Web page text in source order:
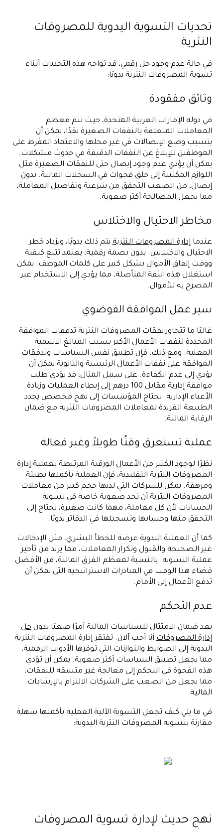
تحديات التسوية اليدوية للمصروفات
النثرية
في حالة عدم وجود حل رقمي، قد تواجه هذه التحديات أثناء
تسوية المصروفات النثرية يدويًا:
وثائق مفقودة
في دولة الإمارات العربية المتحدة، حيث تتم معظم
المعاملات المتعلقة بالنفقات الصغيرة نقدًا، يمكن أن
يتسبب وضع الإيصالات في غير محلها والاعتماد المفرط على
الموظفين للإبلاغ عن النفقات الدقيقة في حدوث مشكلات.
يمكن أن يؤدي عدم وجود إيصال حتى للنفقات الصغيرة مثل
اللوازم المكتبية إلى خلق فجوات في السجلات المالية. بدون
إيصال، من الصعب التحقق من شرعية وتفاصيل المعاملة،
مما يجعل المصالحة أكثر صعوبة.
مخاطر الاحتيال والاختلاس
عندماإدارة المصروفات النثريةيتم ذلك يدويًا، ويزداد خطر
الاحتيال والاختلاس. بدون بصمة رقمية، يعتمد تتبع كيفية
ووقت إنفاق الأموال بشكل كبير على كلمات الموظف. يمكن
استغلال هذه الثقة المتأصلة، مما يؤدي إلى الاستخدام غير
المصرح به للأموال.
سير عمل الموافقة الفوضوي
غالبًا ما تتجاوز نفقات المصروفات النثرية تدفقات الموافقة
المحددة لنفقات الأعمال الأكبر بسبب المبالغ الاسمية
المعنية. ومع ذلك، فإن تطبيق نفس السياسات وتدفقات
الموافقة على نفقات الأعمال الرئيسية والثانوية يمكن أن
يؤدي إلى عدم الكفاءة. على سبيل المثال، قد يؤدي طلب
موافقة إدارية مقابل 100 درهم إلى إبطاء العمليات وزيادة
الأعباء الإدارية. تحتاج المؤسسات إلى نهج مخصص يحدد
الطبيعة الفريدة لمعاملات المصروفات النثرية مع ضمان
الرقابة المالية.
عملية تستغرق وقتًا طويلاً وغير فعالة
نظرًا لوجود الكثير من الأعمال الورقية المرتبطة بعملية إدارة
المصروفات النثرية التقليدية، فإن العملية بأكملها بطيئة
ومرهقة. يمكن للشركات التي لديها حجم كبير من معاملات
المصروفات النثرية أن تجد صعوبة خاصة في تسوية
الحسابات لأن كل معاملة، مهما كانت صغيرة، تحتاج إلى
التحقق منها وحسابها وتسجيلها في الدفاتر يدويًا.
كما أن العملية اليدوية عرضة للخطأ البشري، مثل الإدخالات
غير الصحيحة والقبول وتكرار المعاملات، مما يزيد من تأخير
عملية التسوية. بالنسبة لمعظم الفرق المالية، من الأفضل
قضاء هذا الوقت في المبادرات الاستراتيجية التي يمكن أن
تدفع الأعمال إلى الأمام.
عدم التحكم
يعد ضمان الامتثال للسياسات المالية أمرًا صعبًا بدونحل
إدارة المصروفاتأنا أحب آلان. تفتقر إدارة المصروفات النثرية
اليدوية إلى الضوابط والتوازنات التي توفرها الأدوات الرقمية،
مما يجعل تطبيق السياسات أكثر صعوبة. يمكن أن تؤدي
هذه الفجوة في التحكم إلى معالجة غير متسقة للنفقات،
مما يجعل من الصعب على الشركات الالتزام بالإرشادات
المالية.
في ما يلي كيف تجعل التسوية الآلية العملية بأكملها سهلة
مقارنة بتسوية المصروفات النثرية اليدوية:
نهج حديث لإدارة تسوية المصروفات